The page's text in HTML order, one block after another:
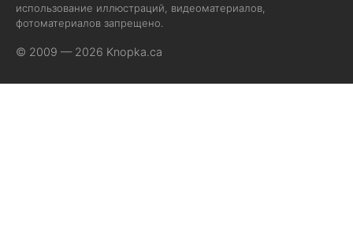
использование иллюстраций, видеоматериалов,
фотоматериалов запрещено.
© 2009 — 2026 Knopka.ca